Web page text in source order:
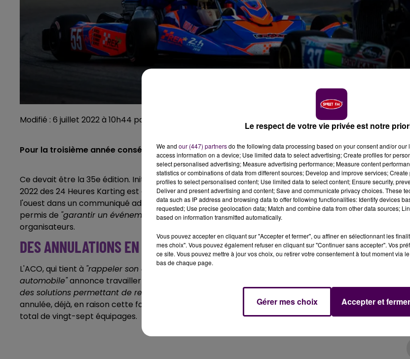
Modifié : 6 juillet 2022 à 10h44 par Emilien Borderie / crédit photo : ACO
Pour la troisième année consécutive, les 24 Heures Karting, au Mans, sont annulées.
Ce devait être la 35e édition. Initialement programmée les 24 et 25 septembre sur le circuit du
2022 des 24 Heures Karting est annulée,"faute de concurrents suffisants"explique l'Automobile
l'ouest dans un communiqué adressé aux rédactions ce mercredi 6 juillet : le plateau qui se profilait
permis de "garantir un événement de qualité pour les compétiteurs comme pour les spectateurs"
organisateurs.
DES ANNULATIONS EN 2020 PUIS EN 2021 DÉJÀ
L'ACO, qui tient à "rappeler son attachement au karting, qui représente la première marche du sport
automobile"annonce travailler dès à présent
des solutions permettant de renouer avec un plateau conséquent"
. En 2020 puis en 2021, l'épreuve
annulée, déjà, en raison cette fois de la crise sanitaire. La dernière édition, en 2019, avait réuni sur la
total de vingt-sept équipages.
Le respect de votre vie privée est notre
We and our (447) partnersdo the following data processing based on your consent and/or our
access information on a device; Use limited data to select advertising; Create profiles for
select personalised advertising; Measure advertising performance; Measure content
statistics or combinations of data from different sources; Develop and improve services;
profiles to select personalised content; Use limited data to select content; Ensure security,
Deliver and present advertising and content; Save and communicate privacy choices. These
data such as IP address and browsing data to offer following functionalities: Identify devices
requested; Use precise geolocation data; Match and combine data from other data sources;
based on information transmitted automatically.
Vous pouvez accepter en cliquant sur "Accepter et fermer", ou affiner en sélectionnant les
mes choix". Vous pouvez également refuser en cliquant sur "Continuer sans accepter". Vos
ce site. Vous pouvez mettre à jour vos choix, ou retirer votre consentement à tout moment via
bas de chaque page.
Gérer mes choix Accepter et fermer